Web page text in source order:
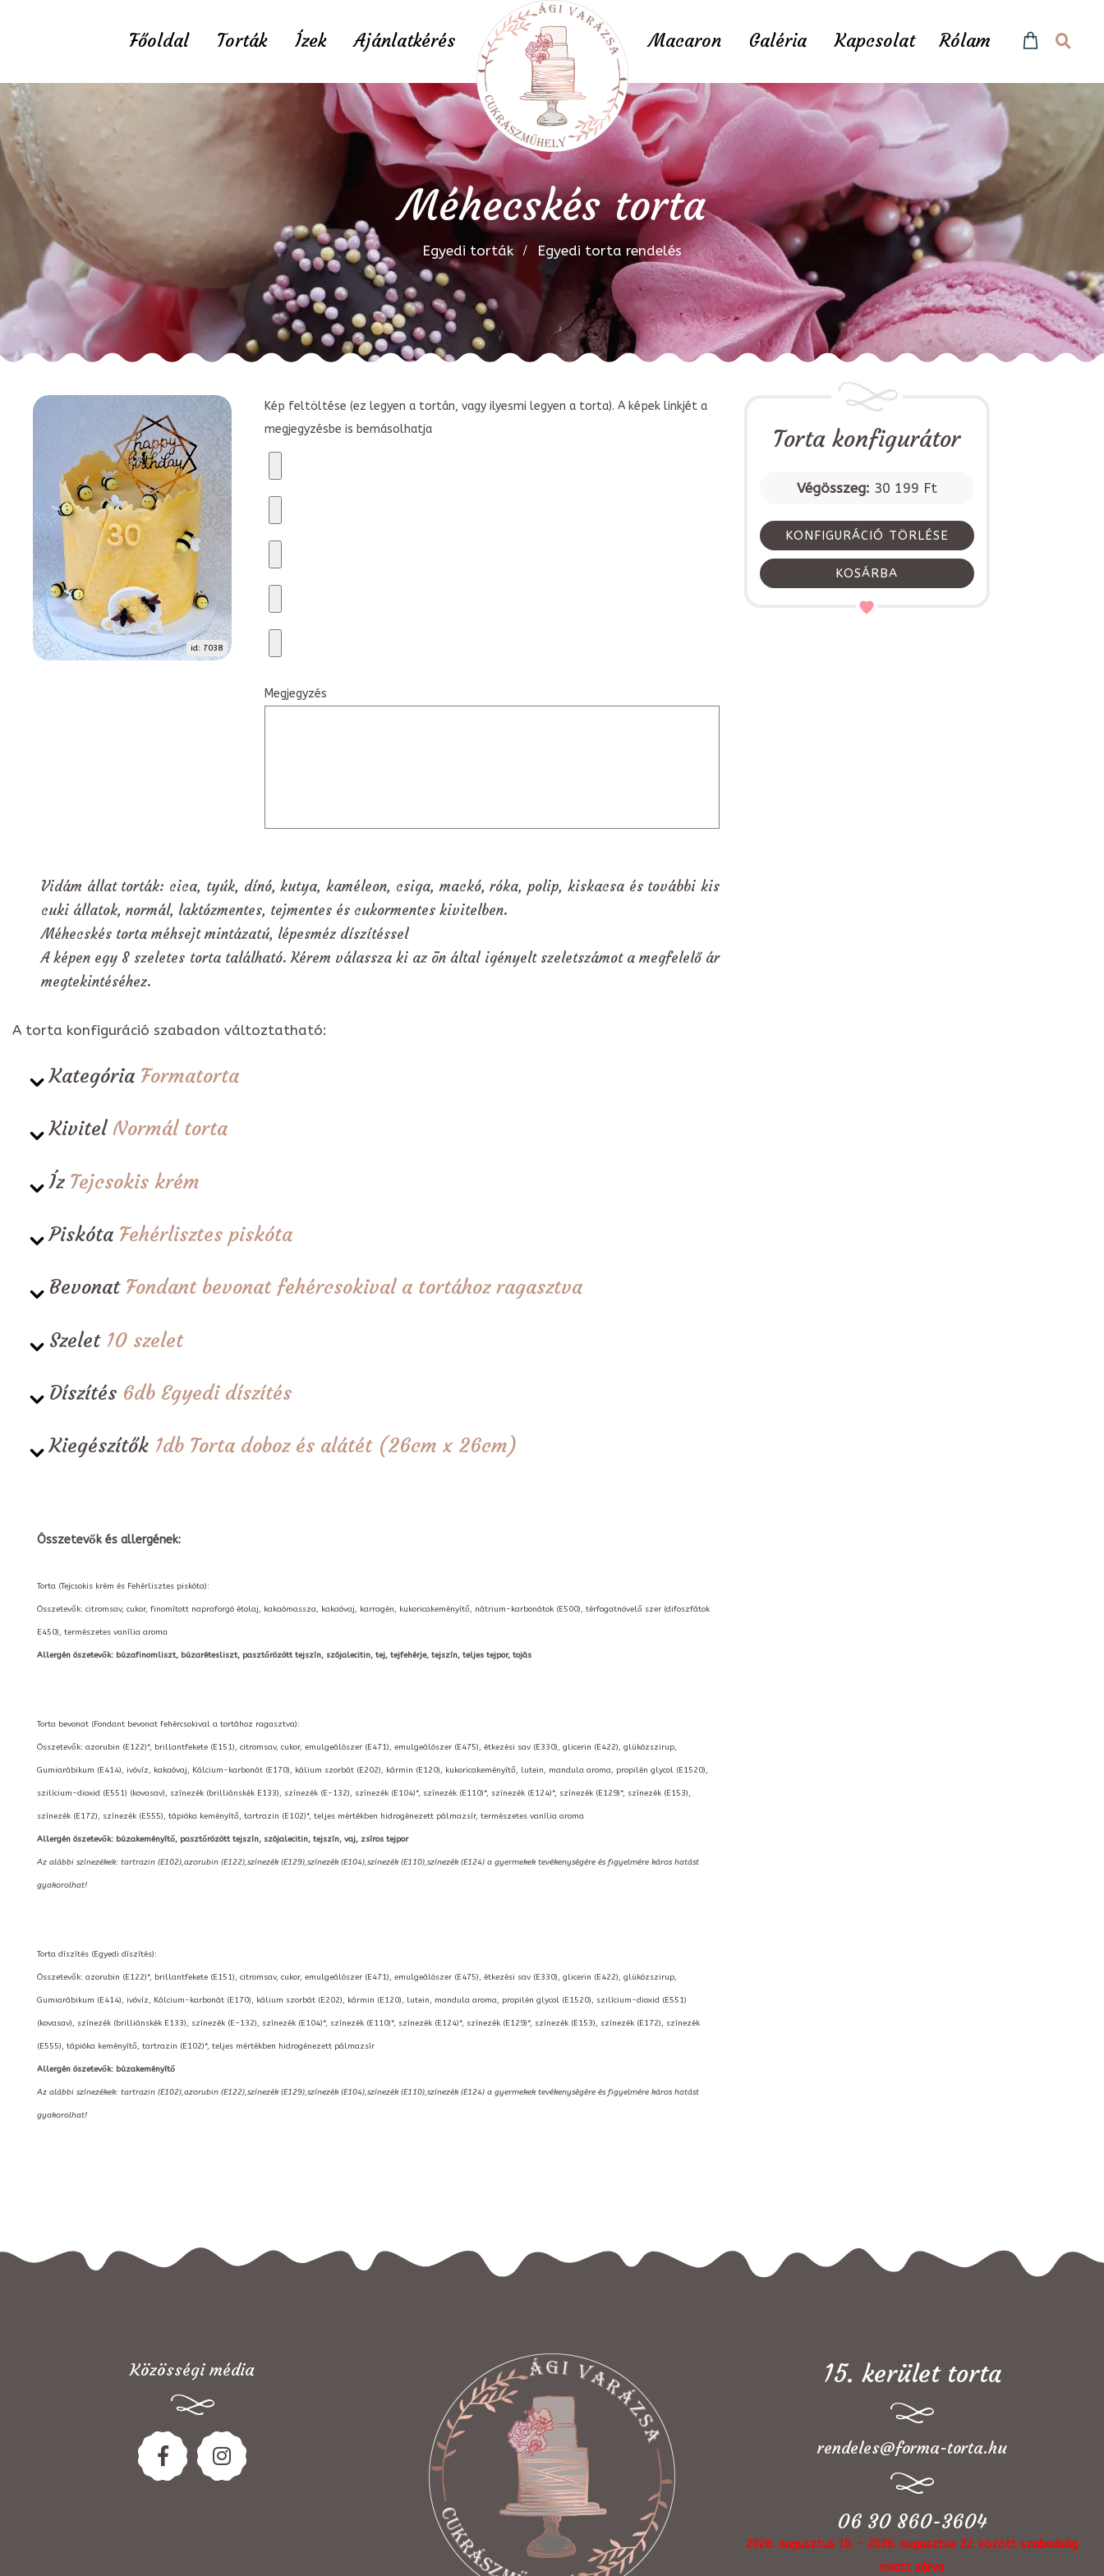
Főoldal Torták Ízek Ajánlatkérés Macaron Galéria Kapcsolat Rólam
Méhecskés torta
Egyedi torták Egyedi torta rendelés
id: 7038
Kép feltöltése (ez legyen a tortán, vagy ilyesmi legyen a torta). A képek linkjét a
megjegyzésbe is bemásolhatja
Megjegyzés
Vidám állat torták: cica, tyúk, dínó, kutya, kaméleon, csiga, mackó, róka, polip, kiskacsa és további kis
cuki állatok, normál, laktózmentes, tejmentes és cukormentes kivitelben.
Méhecskés torta méhsejt mintázatú, lépesméz díszítéssel
A képen egy 8 szeletes torta található. Kérem válassza ki az ön által igényelt szeletszámot a megfelelő ár
megtekintéséhez.
A torta konfiguráció szabadon változtatható:
Kategória Formatorta
Kivitel Normál torta
Íz Tejcsokis krém
Piskóta Fehérlisztes piskóta
Bevonat Fondant bevonat fehércsokival a tortához ragasztva
Szelet 10 szelet
Díszítés 6db Egyedi díszítés
Kiegészítők 1db Torta doboz és alátét (26cm x 26cm)
Torta konfigurátor
Végösszeg: 30 199 Ft
KONFIGURÁCIÓ TÖRLÉSE
KOSÁRBA
Összetevők és allergének:
Torta (Tejcsokis krém és Fehérlisztes piskóta):
Összetevők: citromsav, cukor, finomított napraforgó étolaj, kakaómassza, kakaóvaj, karragén, kukoricakeményítő, nátrium-karbonátok (E500), térfogatnövelő szer (difoszfátok
E450), természetes vanília aroma
Allergén öszetevők: búzafinomliszt, búzarétesliszt, pasztőrözött tejszín, szójalecitin, tej, tejfehérje, tejszín, teljes tejpor, tojás
Torta bevonat (Fondant bevonat fehércsokival a tortához ragasztva):
Összetevők: azorubin (E122)*, brillantfekete (E151), citromsav, cukor, emulgeálószer (E471), emulgeálószer (E475), étkezési sav (E330), glicerin (E422), glükózszirup,
Gumiarábikum (E414), ivóvíz, kakaóvaj, Kálcium-karbonát (E170), kálium szorbát (E202), kármin (E120), kukoricakeményítő, lutein, mandula aroma, propilén glycol (E1520),
szilícium-dioxid (E551) (kovasav), színezék (brilliánskék E133), színezék (E-132), színezék (E104)*, színezék (E110)*, színezék (E124)*, színezék (E129)*, színezék (E153),
színezék (E172), színezék (E555), tápióka keményítő, tartrazin (E102)*, teljes mértékben hidrogénezett pálmazsír, természetes vanília aroma
Allergén öszetevők: búzakeményítő, pasztőrözött tejszín, szójalecitin, tejszín, vaj, zsíros tejpor
Az alábbi színezékek: tartrazin (E102),azorubin (E122),színezék (E129),színezék (E104),színezék (E110),színezék (E124) a gyermekek tevékenységére és figyelmére káros hatást
gyakorolhat!
Torta díszítés (Egyedi díszítés):
Összetevők: azorubin (E122)*, brillantfekete (E151), citromsav, cukor, emulgeálószer (E471), emulgeálószer (E475), étkezési sav (E330), glicerin (E422), glükózszirup,
Gumiarábikum (E414), ivóvíz, Kálcium-karbonát (E170), kálium szorbát (E202), kármin (E120), lutein, mandula aroma, propilén glycol (E1520), szilícium-dioxid (E551)
(kovasav), színezék (brilliánskék E133), színezék (E-132), színezék (E104)*, színezék (E110)*, színezék (E124)*, színezék (E129)*, színezék (E153), színezék (E172), színezék
(E555), tápióka keményítő, tartrazin (E102)*, teljes mértékben hidrogénezett pálmazsír
Allergén öszetevők: búzakeményítő
Az alábbi színezékek: tartrazin (E102),azorubin (E122),színezék (E129),színezék (E104),színezék (E110),színezék (E124) a gyermekek tevékenységére és figyelmére káros hatást
gyakorolhat!
Közösségi média 15. kerület torta
rendeles@forma-torta.hu
06 30 860-3604
2026. augusztus 10. - 2026. augusztus 22. között szabadság
miatt zárva